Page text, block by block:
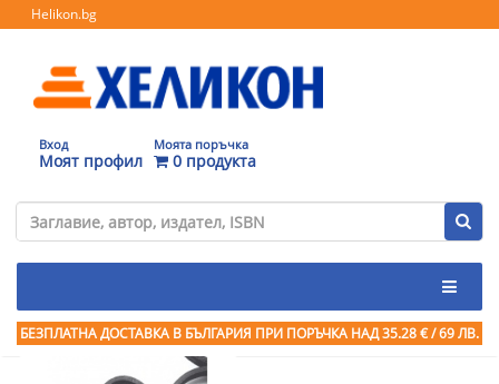
Helikon.bg
Вход
Моят профил
Моята поръчка
0 продукта
БЕЗПЛАТНА ДОСТАВКА В БЪЛГАРИЯ ПРИ ПОРЪЧКА НАД 35.28 € / 69 ЛВ.